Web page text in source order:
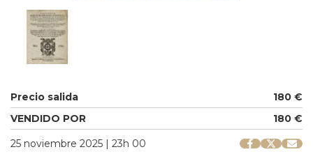
Precio salida
180 €
VENDIDO POR
180 €
25 noviembre 2025 | 23h 00